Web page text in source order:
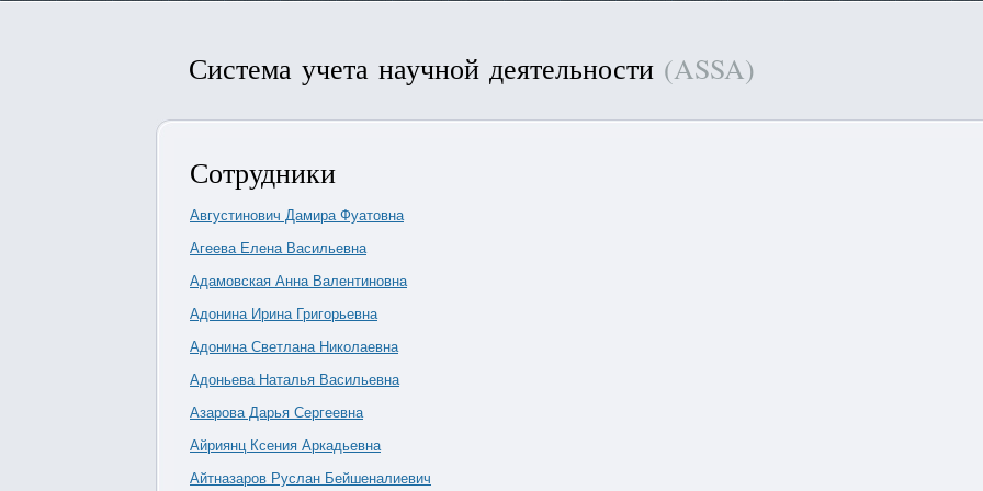
Система учета научной деятельности (ASSA)
Сотрудники
Августинович Дамира Фуатовна
Агеева Елена Васильевна
Адамовская Анна Валентиновна
Адонина Ирина Григорьевна
Адонина Светлана Николаевна
Адоньева Наталья Васильевна
Азарова Дарья Сергеевна
Айриянц Ксения Аркадьевна
Айтназаров Руслан Бейшеналиевич